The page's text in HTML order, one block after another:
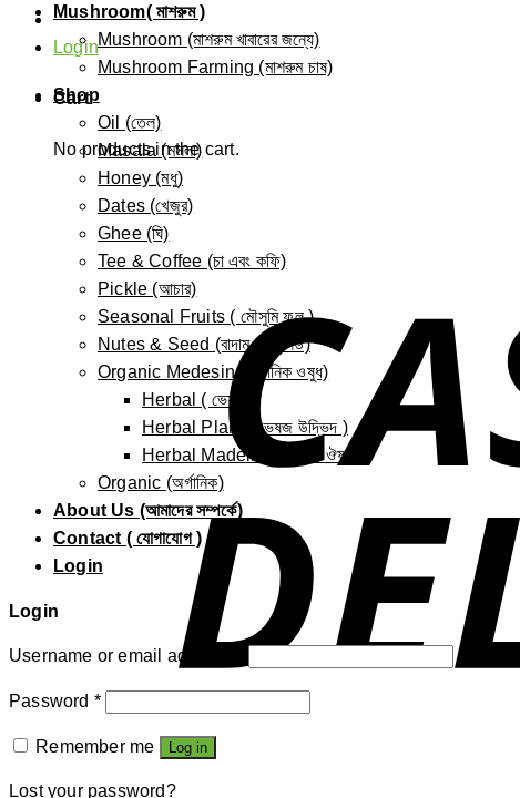
Login
Cart
No products in the cart.
Mushroom( মাশরুম )
Mushroom (মাশরুম খাবারের জন্যে)
Mushroom Farming (মাশরুম চাষ)
Shop
Oil (তেল)
Masala (মসলা)
Honey (মধু)
Dates (খেজুর)
Ghee (ঘি)
Tee & Coffee (চা এবং কফি)
Pickle (আচার)
Seasonal Fruits ( মৌসুমি ফল )
Nutes & Seed (বাদাম এবং সিড)
Organic Medesin (অর্গানিক ওষুধ)
Herbal ( ভেষজ )
Herbal Plant ( ভেষজ উদ্ভিদ )
Herbal Madeine ( ভেষজ ঔষধ )
Organic (অর্গানিক)
About Us (আমাদের সম্পর্কে)
Contact ( যোগাযোগ )
Login
Login
Username or email address
Password *
Remember me Log in
Lost your password?